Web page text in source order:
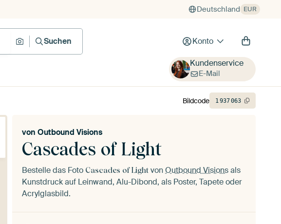
Deutschland EUR
Suche nach Bild
Suchen Konto
Kundenservice
E-Mail
Cascades of Light
von Outbound Visions
Bestelle das Foto Cascades of Light vonOutbound Visionsals
Kunstdruck auf Leinwand, Alu-Dibond, als Poster, Tapete oder
Acrylglasbild.
Bildcode 1937063